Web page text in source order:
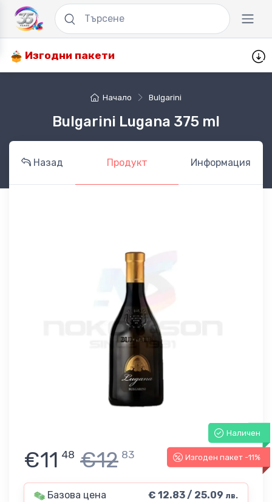
Изгодни пакети
Начало Bulgarini
Bulgarini Lugana 375 ml
Назад Продукт Информация
Наличен
Изгоден пакет -11%
€11 48 €12 83
Базова цена € 12.83 / 25.09 лв.